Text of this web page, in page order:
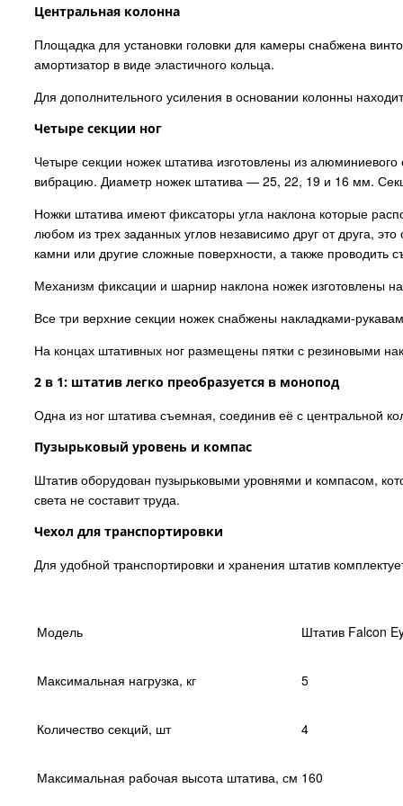
Центральная колонна
Площадка для установки головки для камеры снабжена
амортизатор в виде эластичного кольца.
Для дополнительного усиления в основании колонны
Четыре секции ног
Четыре секции ножек штатива изготовлены из
вибрацию. Диаметр ножек штатива — 25, 22, 19 и 16 мм.
Ножки штатива имеют фиксаторы угла наклона которые
любом из трех заданных углов независимо друг от друга,
камни или другие сложные поверхности, а также проводить
Механизм фиксации и шарнир наклона ножек изготовлены
Все три верхние секции ножек снабжены накладками-
На концах штативных ног размещены пятки с резиновыми
2 в 1: штатив легко преобразуется в монопод
Одна из ног штатива съемная, соединив её с центральной
Пузырьковый уровень и компас
Штатив оборудован пузырьковыми уровнями и компасом,
света не составит труда.
Чехол для транспортировки
Для удобной транспортировки и хранения штатив
Модель Штатив Falcon
Максимальная нагрузка, кг 5
Количество секций, шт 4
Максимальная рабочая высота штатива, см 160